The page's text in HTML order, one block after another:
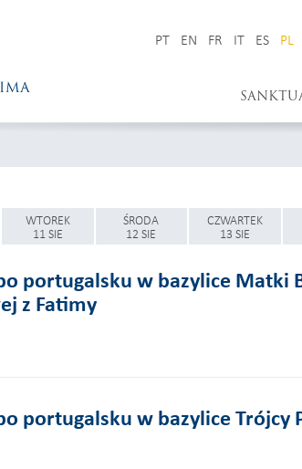
PT EN FR IT ES PL
WTOREK
11 SIE
ŚRODA
12 SIE
CZWARTEK
13 SIE
portugalsku w bazylice Matki
z Fatimy
portugalsku w bazylice Trójcy